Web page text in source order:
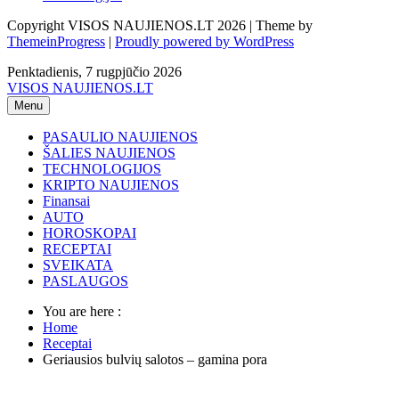
Copyright VISOS NAUJIENOS.LT 2026 | Theme by
ThemeinProgress | Proudly powered by WordPress
Penktadienis, 7 rugpjūčio 2026
VISOS NAUJIENOS.LT
Menu
PASAULIO NAUJIENOS
ŠALIES NAUJIENOS
TECHNOLOGIJOS
KRIPTO NAUJIENOS
Finansai
AUTO
HOROSKOPAI
RECEPTAI
SVEIKATA
PASLAUGOS
You are here :
Home
Receptai
Geriausios bulvių salotos – gamina pora